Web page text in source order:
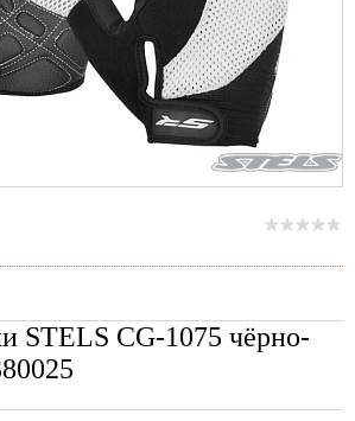
STELS CG-1075 чёрно-